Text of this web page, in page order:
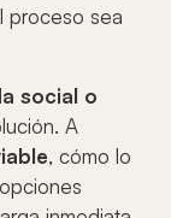
proceso sea
social o
A
, cómo lo